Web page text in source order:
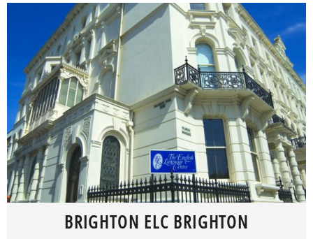
BRIGHTON ELC BRIGHTON